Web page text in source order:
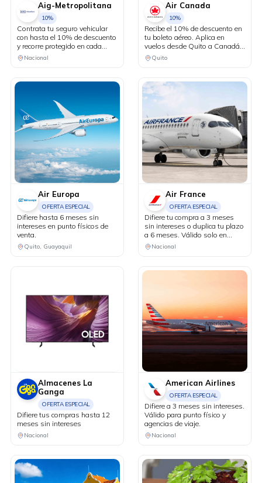
Aig-Metropolitana
10%
Contrata tu seguro vehicular
con hasta el 10% de descuento
y recorre protegido en cada
kilómetro. Adicionalmente,
recibe una revisión vehicular
matriculación de tu auto sin
Nacional
Air Canada
10%
Recibe el 10% de descuento en
tu boleto aéreo. Aplica en
vuelos desde Quito a Canadá y
Estados Unidos en conexión
vía Bogotá.
Quito
Air Europa
OFERTA ESPECIAL
Difiere hasta 6 meses sin
intereses en punto físicos de
venta.
Quito, Guayaquil
Air France
OFERTA ESPECIAL
Difiere tu compra a 3 meses
sin intereses o duplica tu plazo
a 6 meses. Válido solo en
puntos de venta físicos y
agencias de viaje.
Nacional
Almacenes La
Ganga
OFERTA ESPECIAL
Difiere tus compras hasta 12
meses sin intereses
Nacional
American Airlines
OFERTA ESPECIAL
Difiere a 3 meses sin intereses.
Válido para punto físico y
agencias de viaje.
Nacional